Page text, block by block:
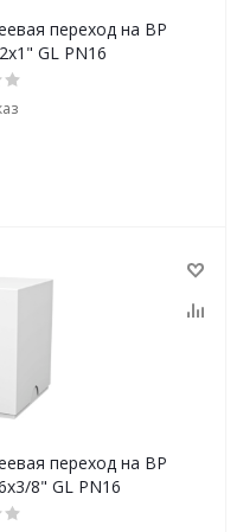
переход на ВР
GL PN16
переход на ВР
8" GL PN16